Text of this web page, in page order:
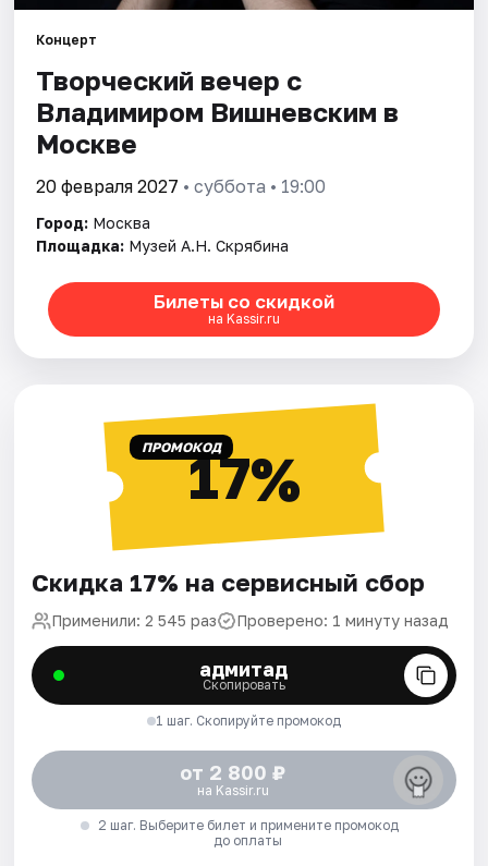
Города
Площадки
Артисты
Рейтинги
Концерт
Творческий вечер с
Владимиром Вишневским в
Москве
20 февраля 2027 • суббота • 19:00
Город: Москва
Площадка: Музей А.Н. Скрябина
Билеты со скидкой
на Kassir.ru
ПРОМОКОД17%
Скидка 17% на сервисный сбор
Применили: 2 545 раз Проверено: 1 минуту назад
адмитад
Скопировать
1 шаг. Скопируйте промокод
от 2 800 ₽
на Kassir.ru
2 шаг. Выберите билет и примените промокод
до оплаты